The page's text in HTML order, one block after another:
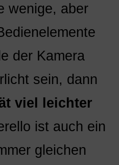
wenige, aber
der Kamera
sein, dann
viel leichter
ist auch ein
gleichen